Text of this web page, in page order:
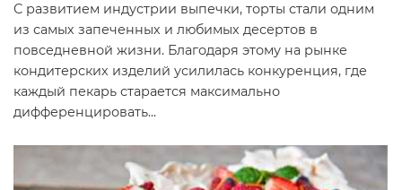
С развитием индустрии выпечки, торты стали одним
из самых запеченных и любимых десертов в
повседневной жизни. Благодаря этому на рынке
кондитерских изделий усилилась конкуренция, где
каждый пекарь старается максимально
дифференцировать...